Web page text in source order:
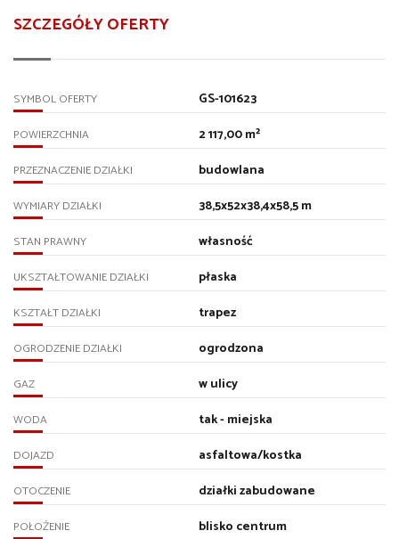
SZCZEGÓŁY OFERTY
SYMBOL OFERTY GS-101623
POWIERZCHNIA 2 117,00 m²
PRZEZNACZENIE DZIAŁKI budowlana
WYMIARY DZIAŁKI 38,5x52x38,4x58,5 m
STAN PRAWNY własność
UKSZTAŁTOWANIE DZIAŁKI płaska
KSZTAŁT DZIAŁKI trapez
OGRODZENIE DZIAŁKI ogrodzona
GAZ w ulicy
WODA tak - miejska
DOJAZD asfaltowa/kostka
OTOCZENIE działki zabudowane
POŁOŻENIE blisko centrum